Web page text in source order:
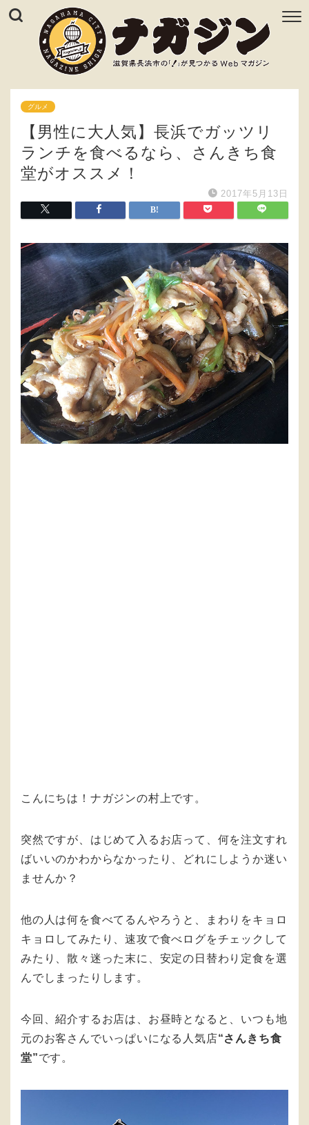
グルメ
【男性に大人気】長浜でガッツリ
ランチを食べるなら、さんきち食
堂がオススメ！
2017年5月13日
こんにちは！ナガジンの村上です。
突然ですが、はじめて入るお店って、何を注文すれ
ばいいのかわからなかったり、どれにしようか迷い
ませんか？
他の人は何を食べてるんやろうと、まわりをキョロ
キョロしてみたり、速攻で食べログをチェックして
みたり、散々迷った末に、安定の日替わり定食を選
んでしまったりします。
今回、紹介するお店は、お昼時となると、いつも地
元のお客さんでいっぱいになる人気店“さんきち食
堂”です。